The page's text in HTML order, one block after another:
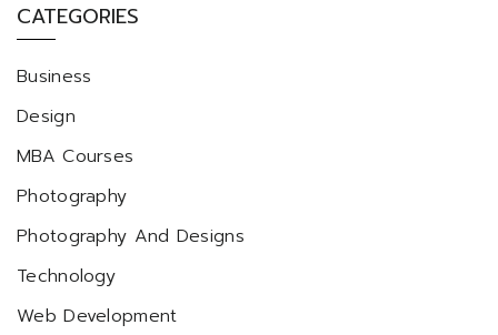
CATEGORIES
Business
Design
MBA Courses
Photography
Photography And Designs
Technology
Web Development